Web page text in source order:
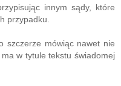
innym sądy, które
przypadku.
szczerze mówiąc nawet nie
w tytule tekstu świadomej